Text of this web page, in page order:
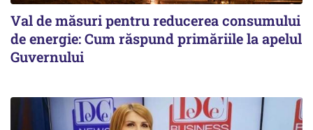
Val de măsuri pentru reducerea consumului
de energie: Cum răspund primăriile la apelul
Guvernului